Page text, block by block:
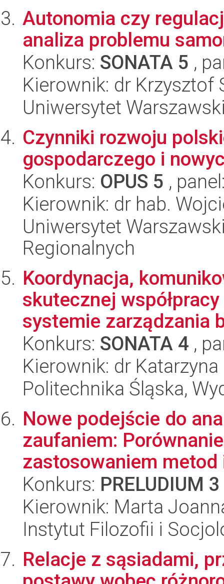
Autonomia czy
analiza problemu
Konkurs: SONATA 5 ,
Kierownik: dr Krzysztof
Uniwersytet
Czynniki rozwoju
gospodarczego i
Konkurs: OPUS 5 ,
Kierownik: dr hab.
Uniwersytet
Regionalnych
Koordynacja,
skutecznej
systemie zarządzania
Konkurs: SONATA 4 ,
Kierownik: dr
Politechnika Śląska,
Nowe podejście do
zaufaniem:
zastosowaniem metod
Konkurs: PRELUDIUM 3
Kierownik: Marta
Instytut Filozofii i
Relacje z sąsiadami,